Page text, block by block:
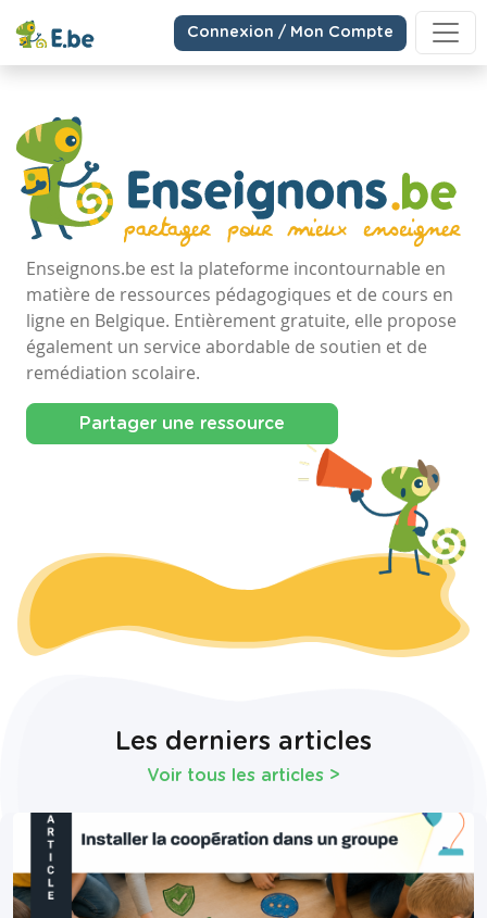
Connexion / Mon Compte
Enseignons.be est la plateforme incontournable en
matière de ressources pédagogiques et de cours en
ligne en Belgique. Entièrement gratuite, elle propose
également un service abordable de soutien et de
remédiation scolaire.
Partager une ressource
Les derniers articles
Voir tous les articles >